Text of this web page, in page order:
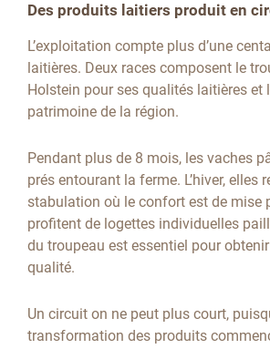
Des produits laitiers produit en
L’exploitation compte plus d’une
laitières. Deux races composent le
Holstein pour ses qualités laitières et
patrimoine de la région.
Pendant plus de 8 mois, les vaches
prés entourant la ferme. L’hiver, elles
stabulation où le confort est de mise
profitent de logettes individuelles
du troupeau est essentiel pour
qualité.
Un circuit on ne peut plus court,
transformation des produits